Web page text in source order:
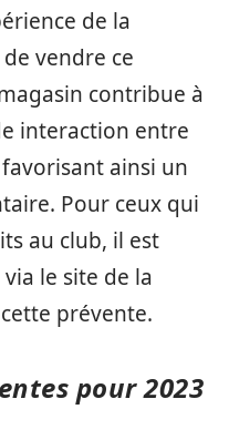
de la
vendre ce
contribue à
interaction entre
ainsi un
Pour ceux qui
au club, il est
le site de la
prévente.
pour 2023